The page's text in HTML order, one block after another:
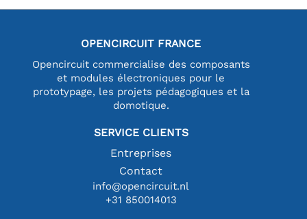
OPENCIRCUIT FRANCE
Opencircuit commercialise des composants
et modules électroniques pour le
prototypage, les projets pédagogiques et la
domotique.
SERVICE CLIENTS
Entreprises
Contact
info@opencircuit.nl
+31 850014013